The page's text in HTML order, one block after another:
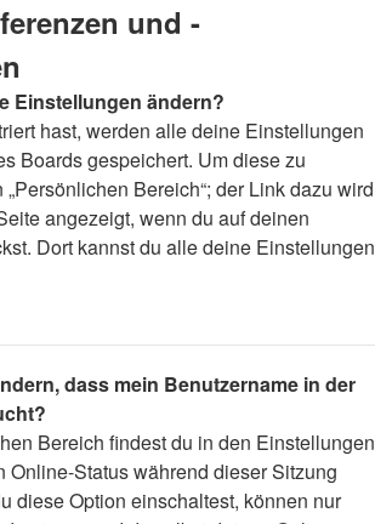
und -
Einstellungen ändern?
hast, werden alle deine Einstellungen
Boards gespeichert. Um diese zu
Bereich“; der Link dazu wird
angezeigt, wenn du auf deinen
Dort kannst du alle deine Einstellungen
dass mein Benutzername in der
Bereich findest du in den Einstellungen
Online-Status während dieser Sitzung
diese Option einschaltest, können nur